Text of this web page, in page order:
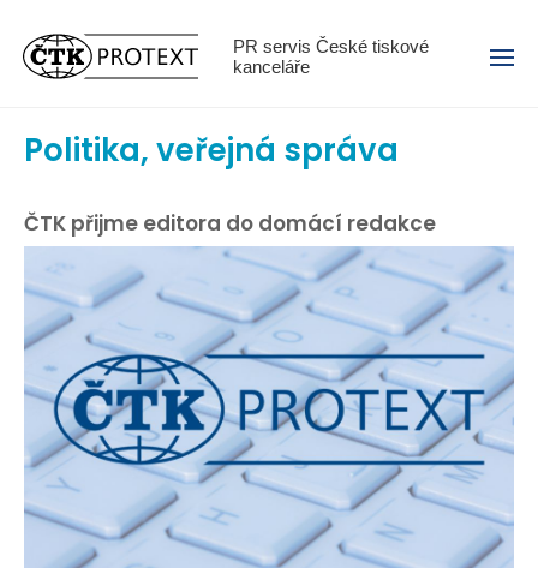
PR servis České tiskové
kanceláře
Menu
Politika, veřejná správa
ČTK přijme editora do domácí redakce